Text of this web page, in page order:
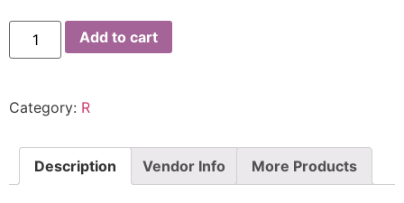
Add to cart
Category: R
Description Vendor Info More Products